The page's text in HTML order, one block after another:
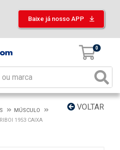
Baixe já nosso APP
0
VOLTAR
MÚSCULO
1953 CAIXA